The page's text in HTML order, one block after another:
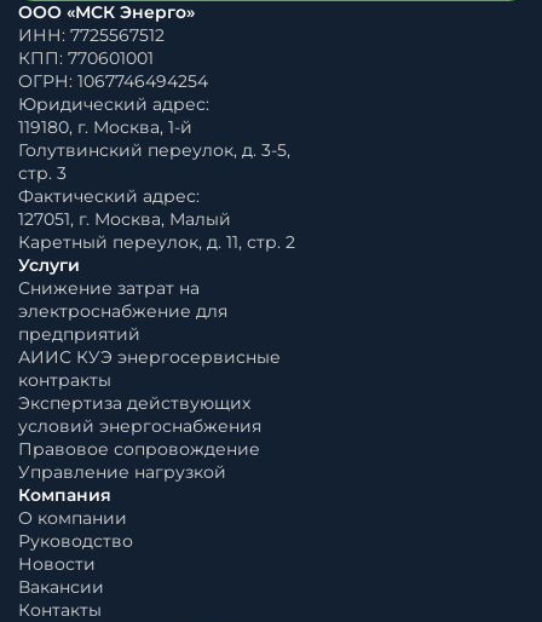
ООО «МСК Энерго»
ИНН: 7725567512
КПП: 770601001
ОГРН: 1067746494254
Юридический адрес:
119180, г. Москва, 1-й
Голутвинский переулок, д. 3-5,
стр. 3
Фактический адрес:
127051, г. Москва, Малый
Каретный переулок, д. 11, стр. 2
Услуги
Снижение затрат на
электроснабжение для
предприятий
АИИС КУЭ энергосервисные
контракты
Экспертиза действующих
условий энергоснабжения
Правовое сопровождение
Управление нагрузкой
Компания
О компании
Руководство
Новости
Вакансии
Контакты